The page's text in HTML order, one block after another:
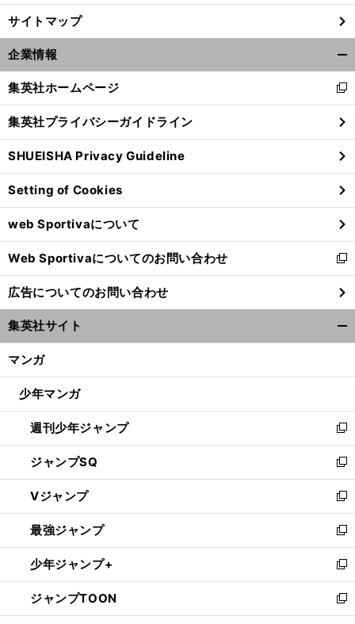
サイトマップ
企業情報
閉
る
集英社ホームページ
新
し
い
ウ
ィ
ン
ド
ウ
で
開
く
集英社プライバシーガイドライン
SHUEISHA Privacy Guideline
Setting of Cookies
web Sportivaについて
Web Sportivaについてのお問い合わせ
新
し
い
ウ
ィ
ン
ウ
開
く
広告についてのお問い合わせ
集英社サイト
マンガ
少年マンガ
週刊少年ジャンプ
新
し
い
ウ
ィ
ン
ド
ウ
で
開
く
ジャンプSQ
新
し
い
ウ
ィ
ン
ド
ウ
で
開
Vジャンプ
新
し
い
ウ
ィ
ン
ド
ウ
最強ジャンプ
新
し
い
ウ
ィ
ン
少年ジャンプ+
新
し
い
ウ
ジャンプTOON
新
し